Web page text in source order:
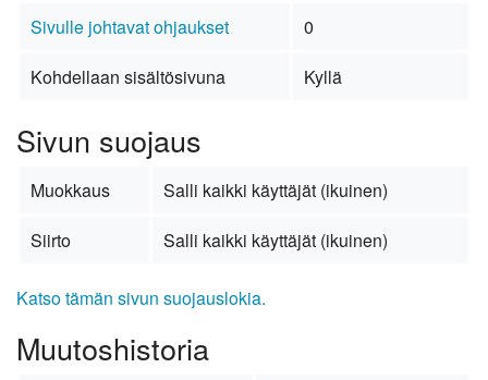
Sivulle johtavat ohjaukset
0
Kohdellaan sisältösivuna
Kyllä
Sivun suojaus
Muokkaus
Salli kaikki käyttäjät (ikuinen)
Siirto
Salli kaikki käyttäjät (ikuinen)
Katso tämän sivun suojauslokia.
Muutoshistoria